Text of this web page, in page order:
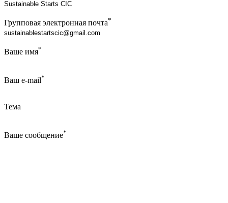
Групповая электронная почта*
Ваше имя*
Ваш e-mail*
Тема
Ваше сообщение*